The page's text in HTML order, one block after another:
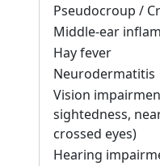
Pseudocroup /
Middle-ear
Hay fever
Neurodermatitis
Vision
sightedness,
crossed eyes)
Hearing